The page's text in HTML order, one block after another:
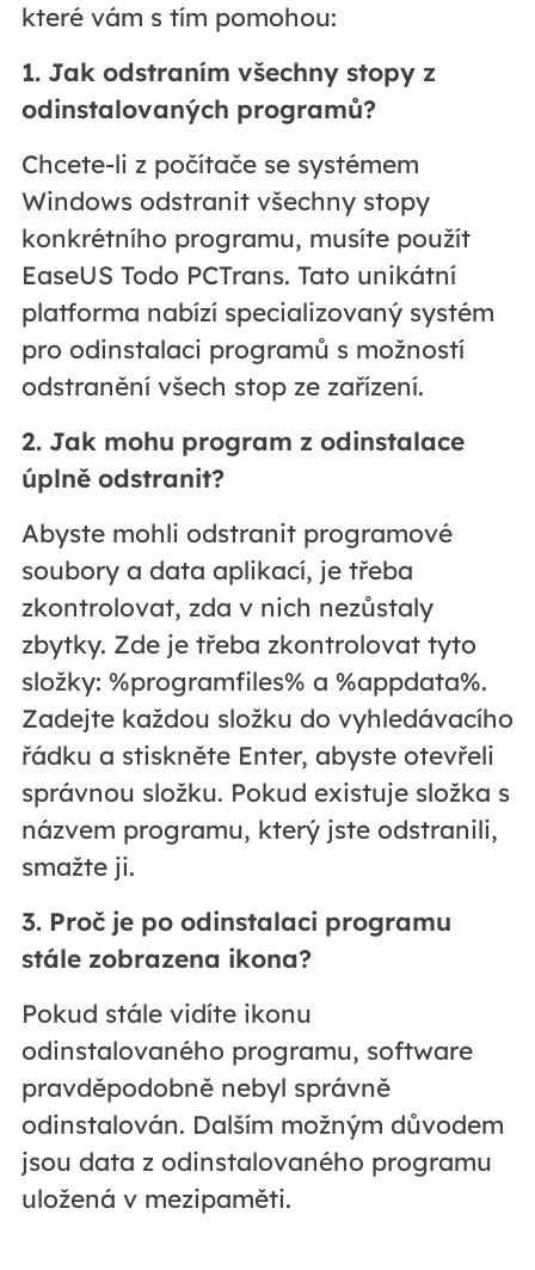
které vám s tím pomohou:
1. Jak odstraním všechny stopy z
odinstalovaných programů?
Chcete-li z počítače se systémem
Windows odstranit všechny stopy
konkrétního programu, musíte použít
EaseUS Todo PCTrans. Tato unikátní
platforma nabízí specializovaný systém
pro odinstalaci programů s možností
odstranění všech stop ze zařízení.
2. Jak mohu program z odinstalace
úplně odstranit?
Abyste mohli odstranit programové
soubory a data aplikací, je třeba
zkontrolovat, zda v nich nezůstaly
zbytky. Zde je třeba zkontrolovat tyto
složky: %programfiles% a %appdata%.
Zadejte každou složku do vyhledávacího
řádku a stiskněte Enter, abyste otevřeli
správnou složku. Pokud existuje složka s
názvem programu, který jste odstranili,
smažte ji.
3. Proč je po odinstalaci programu
stále zobrazena ikona?
Pokud stále vidíte ikonu
odinstalovaného programu, software
pravděpodobně nebyl správně
odinstalován. Dalším možným důvodem
jsou data z odinstalovaného programu
uložená v mezipaměti.